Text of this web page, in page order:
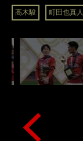
高木駿 町田也真人